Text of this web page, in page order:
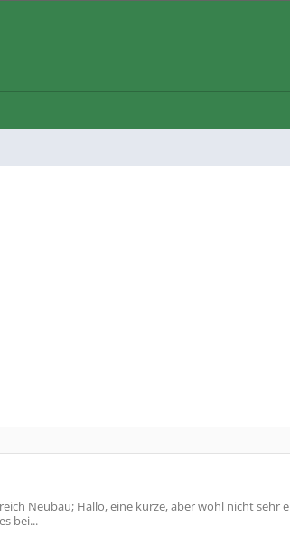
Neubau; Hallo, eine kurze, aber wohl nicht sehr
bei...